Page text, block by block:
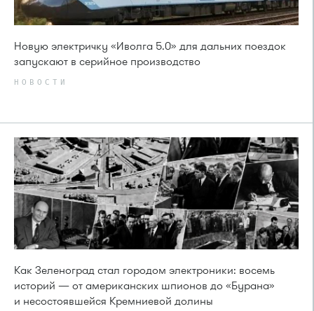
Новую электричку «Иволга 5.0» для дальних поездок
запускают в серийное производство
НОВОСТИ
Как Зеленоград стал городом электроники: восемь
историй — от американских шпионов до «Бурана»
и несостоявшейся Кремниевой долины